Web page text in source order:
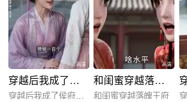
高清
穿越后我成了侯府CEO
穿越后我成了侯府CEO
高清
和闺蜜穿越落魄王府
和闺蜜穿越落魄王府